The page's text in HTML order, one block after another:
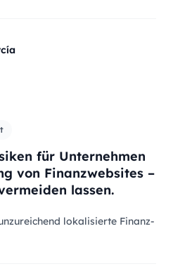
größten Risiken für
für Unternehmen
von Finanzwebsites –
lassen.
lokalisierte Finanz-